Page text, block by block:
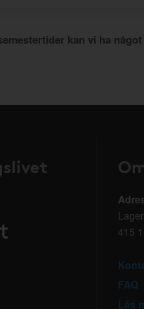
kan vi ha
415
FAQ
Läs